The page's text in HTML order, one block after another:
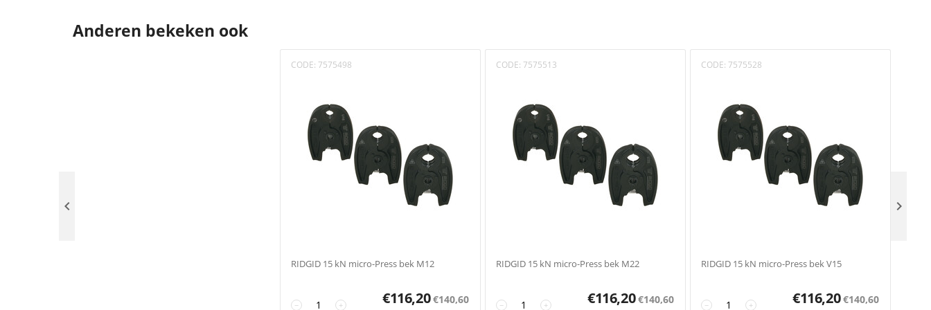
Anderen bekeken ook
CODE: 7575498
RIDGID 15 kN micro-Press bek M12
+
− €116,20 €140,60
CODE: 7575513
RIDGID 15 kN micro-Press bek M22
+
− €116,20 €140,60
CODE: 7575528
RIDGID 15 kN micro-Press bek V15
+
− €116,20 €140,60
 